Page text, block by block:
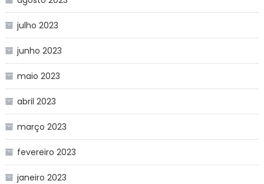
julho 2023
junho 2023
maio 2023
abril 2023
março 2023
fevereiro 2023
janeiro 2023